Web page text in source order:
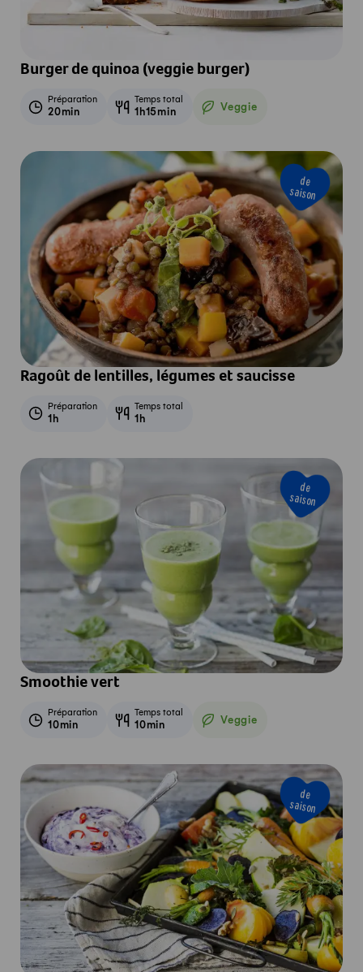
Burger de quinoa (veggie burger)
Préparation
20min
Temps total
1h15min Veggie
Veggie
de
saison
Ragoût de lentilles, légumes et saucisse
Préparation
1h
Temps total
1h
de
saison
Smoothie vert
Préparation
10min
Temps total
10min Veggie
Veggie
de
saison